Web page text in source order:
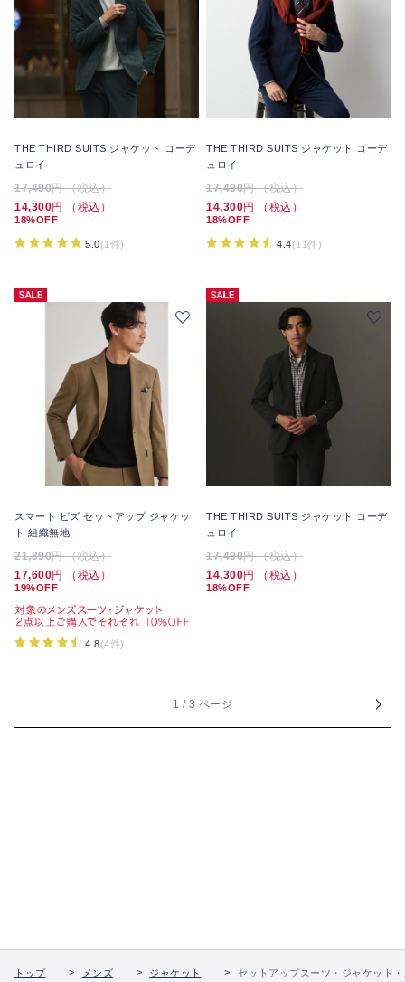
THE THIRD SUITS ジャケット コーデ
ュロイ
17,490円 （税込）
14,300円 （税込）
18%OFF
5.0(1件)
THE THIRD SUITS ジャケット コーデ
ュロイ
17,490円 （税込）
14,300円 （税込）
18%OFF
4.4(11件)
スマート ビズ セットアップ ジャケッ
ト 組織無地
21,890円 （税込）
17,600円 （税込）
19%OFF
4.8(4件)
THE THIRD SUITS ジャケット コーデ
ュロイ
17,490円 （税込）
14,300円 （税込）
18%OFF
1 / 3 ページ
トップ メンズ ジャケット セットアップスーツ・ジャケット